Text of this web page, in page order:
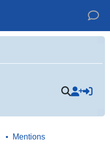
•
Mentions